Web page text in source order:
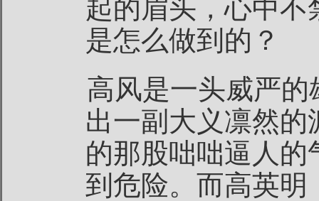
起的眉头，心中
是怎么做到的？
高风是一头威严
出一副大义凛然
的那股咄咄逼人
到危险。而高英明